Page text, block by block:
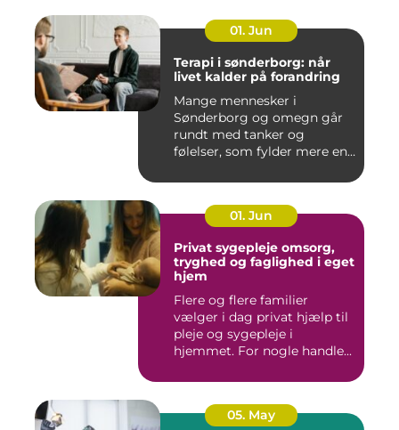
01. Jun
Terapi i sønderborg: når
livet kalder på forandring
Mange mennesker i
Sønderborg og omegn går
rundt med tanker og
følelser, som fylder mere end
01. Jun
Privat sygepleje omsorg,
tryghed og faglighed i eget
hjem
Flere og flere familier
vælger i dag privat hjælp til
pleje og sygepleje i
hjemmet. For nogle handle...
05. May